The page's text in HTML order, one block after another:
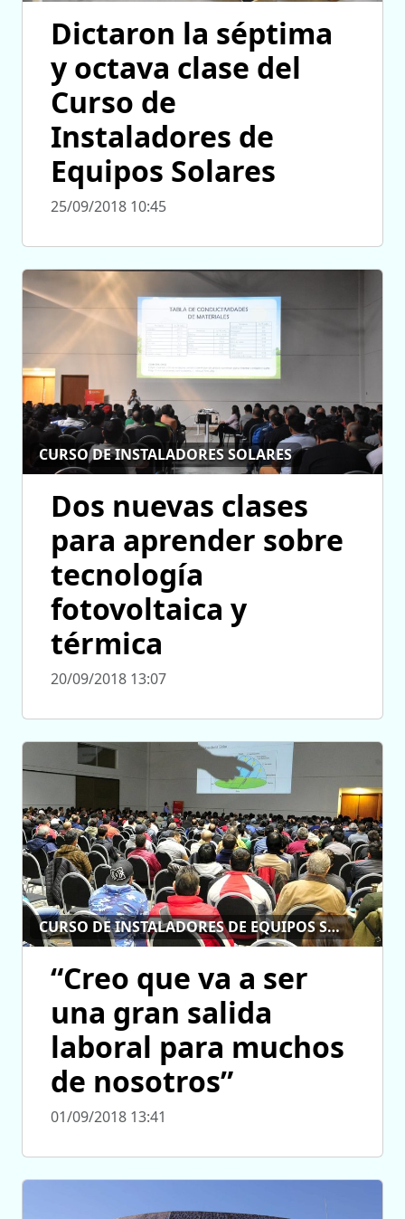
Dictaron la séptima
y octava clase del
Curso de
Instaladores de
Equipos Solares
25/09/2018 10:45
CURSO DE INSTALADORES SOLARES
Dos nuevas clases
para aprender sobre
tecnología
fotovoltaica y
térmica
20/09/2018 13:07
CURSO DE INSTALADORES DE EQUIPOS SOLARES
“Creo que va a ser
una gran salida
laboral para muchos
de nosotros”
01/09/2018 13:41